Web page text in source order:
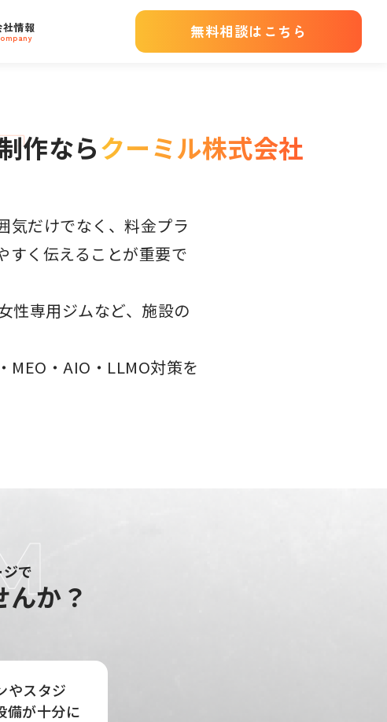
社情報 無料相談はこちら
作ならクーミル株式会社
気だけでなく、料金プラ
すく伝えることが重要で
性専用ジムなど、施設の
MEO・AIO・LLMO対策を
で
か？
やスタジ
備が十分に